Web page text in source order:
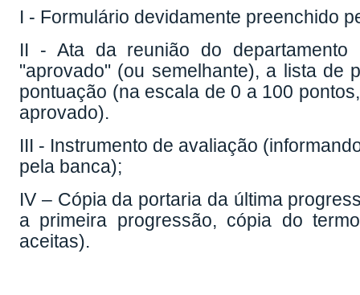
I - Formulário devidamente preenchido
II - Ata da reunião do departamento
"aprovado" (ou semelhante), a lista de
pontuação (na escala de 0 a 100
aprovado).
III - Instrumento de avaliação
pela banca);
IV – Cópia da portaria da última
a primeira progressão, cópia do
aceitas).